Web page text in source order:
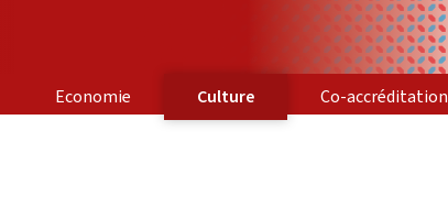
Economie Culture Co-accréditation
CO-ACCRÉDITATION